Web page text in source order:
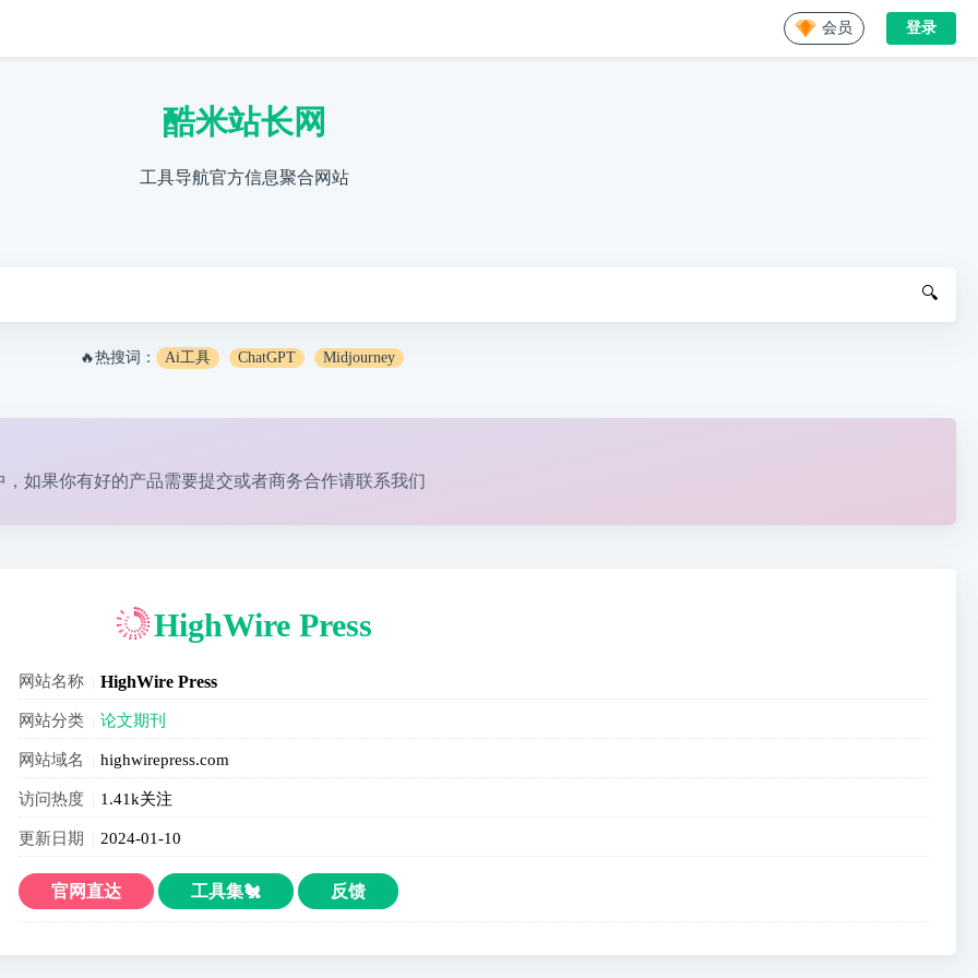
会员 登录
酷米站长网
工具导航官方信息聚合网站
🔍
🔥热搜词： Ai工具 ChatGPT Midjourney
，如果你有好的产品需要提交或者商务合作请联系我们
HighWire Press
网站名称 HighWire Press
网站分类 论文期刊
网站域名 highwirepress.com
访问热度 1.41k关注
更新日期 2024-01-10
官网直达 工具集🐔 反馈